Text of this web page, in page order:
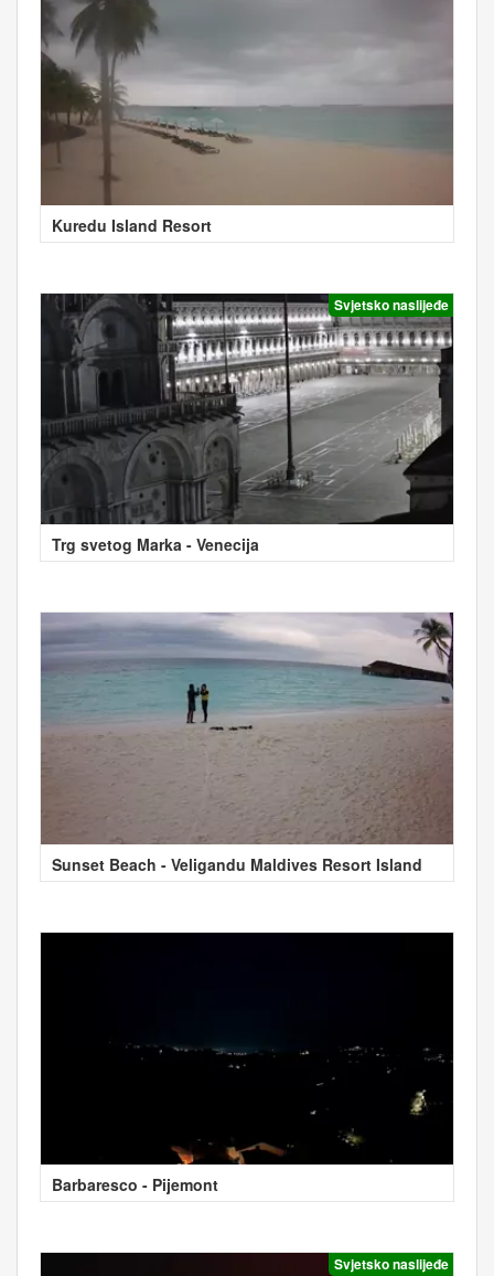
Kuredu Island Resort
Svjetsko naslijeđe
Trg svetog Marka - Venecija
Sunset Beach - Veligandu Maldives Resort Island
Barbaresco - Pijemont
Svjetsko naslijeđe